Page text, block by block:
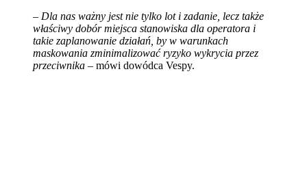
– Dla nas ważny jest nie tylko lot i zadanie, lecz także
właściwy dobór miejsca stanowiska dla operatora i
takie zaplanowanie działań, by w warunkach
maskowania zminimalizować ryzyko wykrycia przez
przeciwnika – mówi dowódca Vespy.